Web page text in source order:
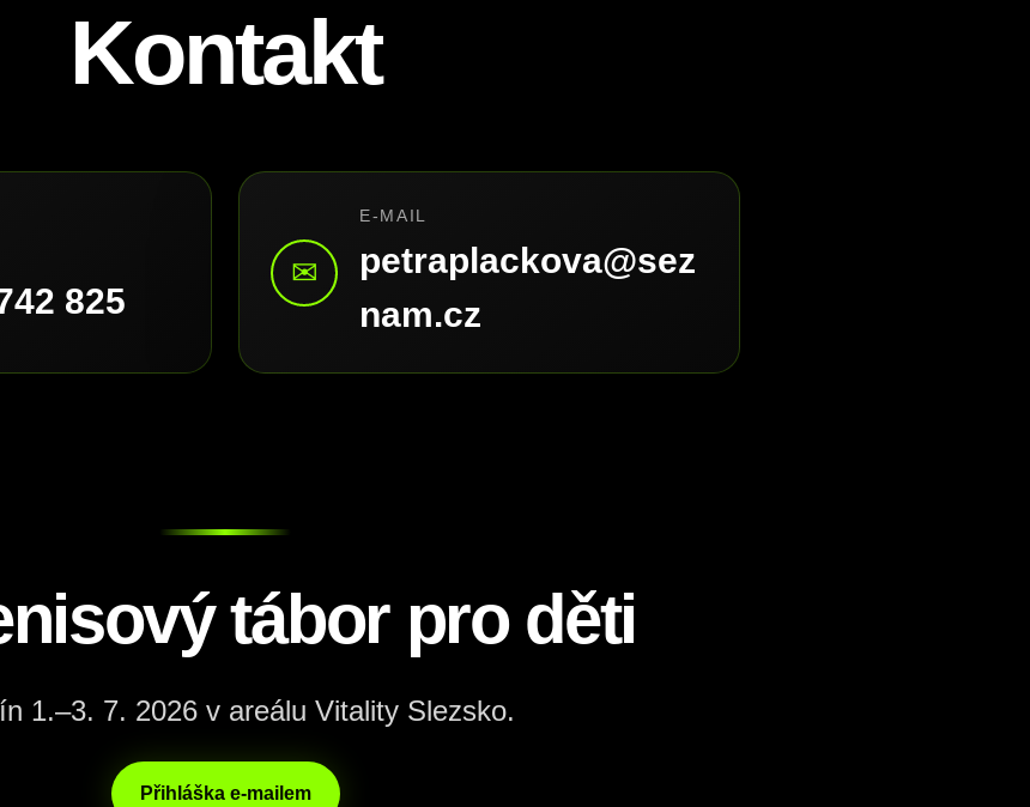
Kontakt
825
✉
E-MAIL
petraplackova@sez
nam.cz
tábor pro děti
1.–3. 7. 2026 v areálu Vitality Slezsko.
Přihláška e-mailem